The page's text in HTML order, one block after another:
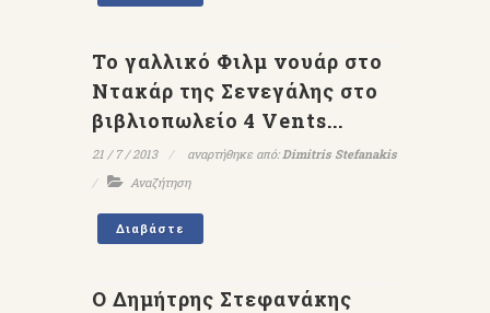
Το γαλλικό Φιλμ νουάρ στο
Ντακάρ της Σενεγάλης στο
βιβλιοπωλείο 4 Vents...
21 / 7 / 2013 αναρτήθηκε από:Dimitris Stefanakis
Αναζήτηση
Διαβάστε
Ο Δημήτρης Στεφανάκης